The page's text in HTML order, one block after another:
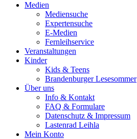
Medien
Mediensuche
Expertensuche
E-Medien
Fernleihservice
Veranstaltungen
Kinder
Kids & Teens
Brandenburger Lesesommer
Über uns
Info & Kontakt
FAQ & Formulare
Datenschutz & Impressum
Lastenrad Leihla
Mein Konto